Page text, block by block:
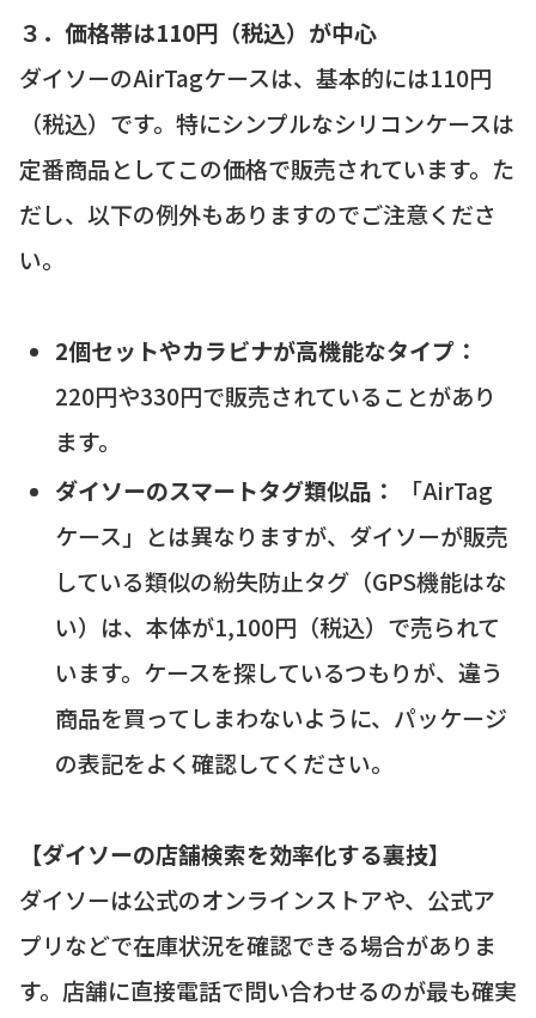
３．価格帯は110円（税込）が中心
ダイソーのAirTagケースは、基本的には110円
（税込）です。特にシンプルなシリコンケースは
定番商品としてこの価格で販売されています。た
だし、以下の例外もありますのでご注意くださ
い。
2個セットやカラビナが高機能なタイプ：
220円や330円で販売されていることがあり
ます。
ダイソーのスマートタグ類似品：
「AirTag
ケース」とは異なりますが、ダイソーが販売
している類似の紛失防止タグ（GPS機能はな
い）は、本体が1,100円（税込）で売られて
います。ケースを探しているつもりが、違う
商品を買ってしまわないように、パッケージ
の表記をよく確認してください。
【ダイソーの店舗検索を効率化する裏技】
ダイソーは公式のオンラインストアや、公式ア
プリなどで在庫状況を確認できる場合がありま
す。店舗に直接電話で問い合わせるのが最も確実